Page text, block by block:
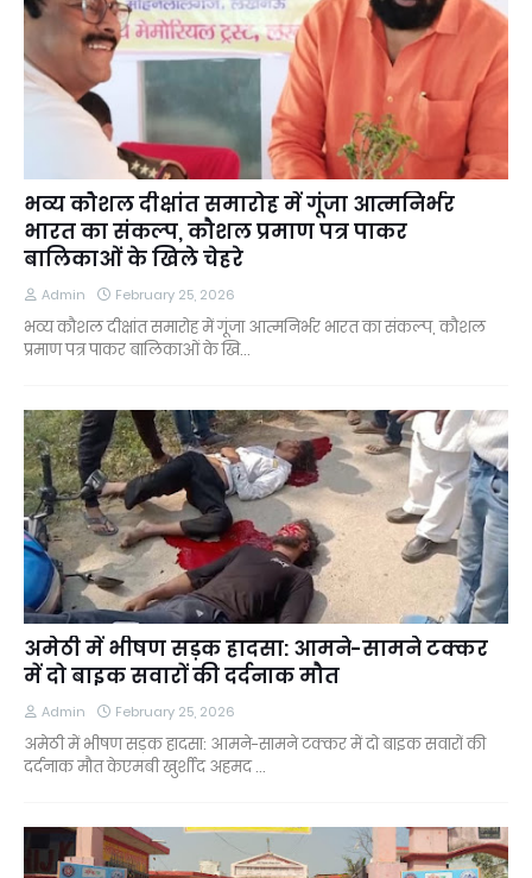
भव्य कौशल दीक्षांत समारोह में गूंजा आत्मनिर्भर
भारत का संकल्प, कौशल प्रमाण पत्र पाकर
बालिकाओं के खिले चेहरे
Admin February 25, 2026
भव्य कौशल दीक्षांत समारोह में गूंजा आत्मनिर्भर भारत का संकल्प, कौशल
प्रमाण पत्र पाकर बालिकाओं के खि…
अमेठी में भीषण सड़क हादसा: आमने-सामने टक्कर
में दो बाइक सवारों की दर्दनाक मौत
Admin February 25, 2026
अमेठी में भीषण सड़क हादसा: आमने-सामने टक्कर में दो बाइक सवारों की
दर्दनाक मौत केएमबी खुर्शीद अहमद …